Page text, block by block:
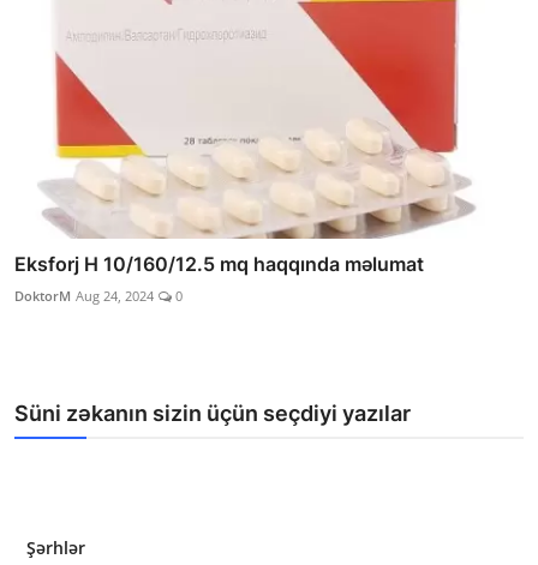
Eksforj H 10/160/12.5 mq haqqında məlumat
DoktorM Aug 24, 2024 0
Süni zəkanın sizin üçün seçdiyi yazılar
Şərhlər